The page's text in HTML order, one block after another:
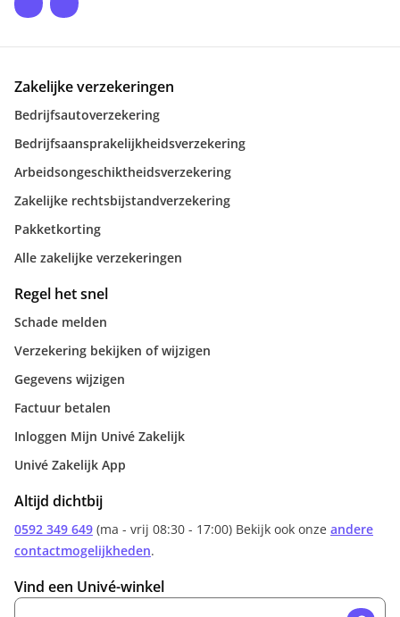
Zakelijke verzekeringen
Bedrijfsautoverzekering
Bedrijfsaansprakelijkheidsverzekering
Arbeidsongeschiktheidsverzekering
Zakelijke rechtsbijstandverzekering
Pakketkorting
Alle zakelijke verzekeringen
Regel het snel
Schade melden
Verzekering bekijken of wijzigen
Gegevens wijzigen
Factuur betalen
Inloggen Mijn Univé Zakelijk
Univé Zakelijk App
Altijd dichtbij
0592 349 649 (ma - vrij 08:30 - 17:00) Bekijk ook onze andere
contactmogelijkheden.
Vind een Univé-winkel